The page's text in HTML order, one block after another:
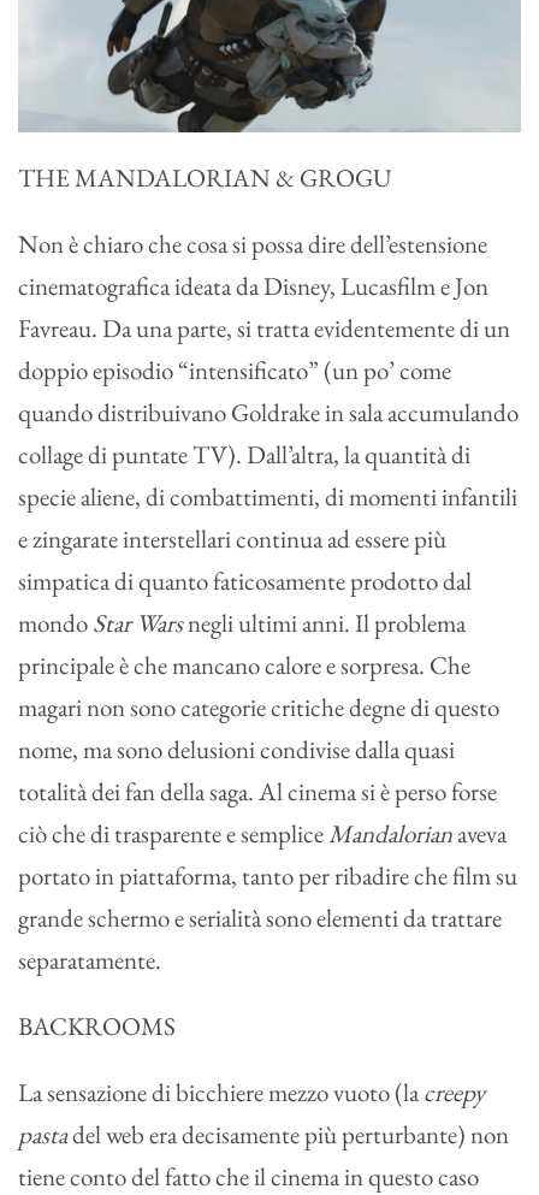
THE MANDALORIAN & GROGU
Non è chiaro che cosa si possa dire dell’estensione
cinematografica ideata da Disney, Lucasfilm e Jon
Favreau. Da una parte, si tratta evidentemente di un
doppio episodio “intensificato” (un po’ come
quando distribuivano Goldrake in sala accumulando
collage di puntate TV). Dall’altra, la quantità di
specie aliene, di combattimenti, di momenti infantili
e zingarate interstellari continua ad essere più
simpatica di quanto faticosamente prodotto dal
mondoStar Warsnegli ultimi anni. Il problema
principale è che mancano calore e sorpresa. Che
magari non sono categorie critiche degne di questo
nome, ma sono delusioni condivise dalla quasi
totalità dei fan della saga. Al cinema si è perso forse
ciò che di trasparente e sempliceMandalorianaveva
portato in piattaforma, tanto per ribadire che film su
grande schermo e serialità sono elementi da trattare
separatamente.
BACKROOMS
La sensazione di bicchiere mezzo vuoto (lacreepy
pastadel web era decisamente più perturbante) non
tiene conto del fatto che il cinema in questo caso